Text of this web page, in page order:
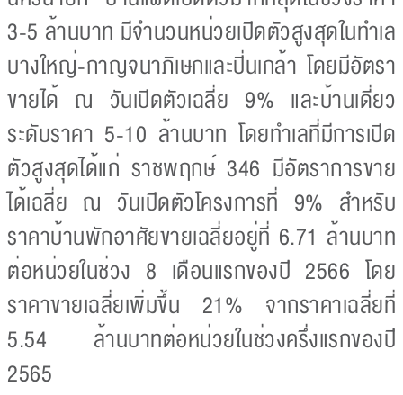
3-5 ล้านบาท มีจำนวนหน่วยเปิดตัวสูงสุดในทำเล
บางใหญ่-กาญจนาภิเษกและปิ่นเกล้า โดยมีอัตรา
ขายได้ ณ วันเปิดตัวเฉลี่ย 9% และบ้านเดี่ยว
ระดับราคา 5-10 ล้านบาท โดยทำเลที่มีการเปิด
ตัวสูงสุดได้แก่ ราชพฤกษ์ 346 มีอัตราการขาย
ได้เฉลี่ย ณ วันเปิดตัวโครงการที่ 9% สำหรับ
ราคาบ้านพักอาศัยขายเฉลี่ยอยู่ที่ 6.71 ล้านบาท
ต่อหน่วยในช่วง 8 เดือนแรกของปี 2566 โดย
ราคาขายเฉลี่ยเพิ่มขึ้น 21% จากราคาเฉลี่ยที่
5.54 ล้านบาทต่อหน่วยในช่วงครึ่งแรกของปี
2565